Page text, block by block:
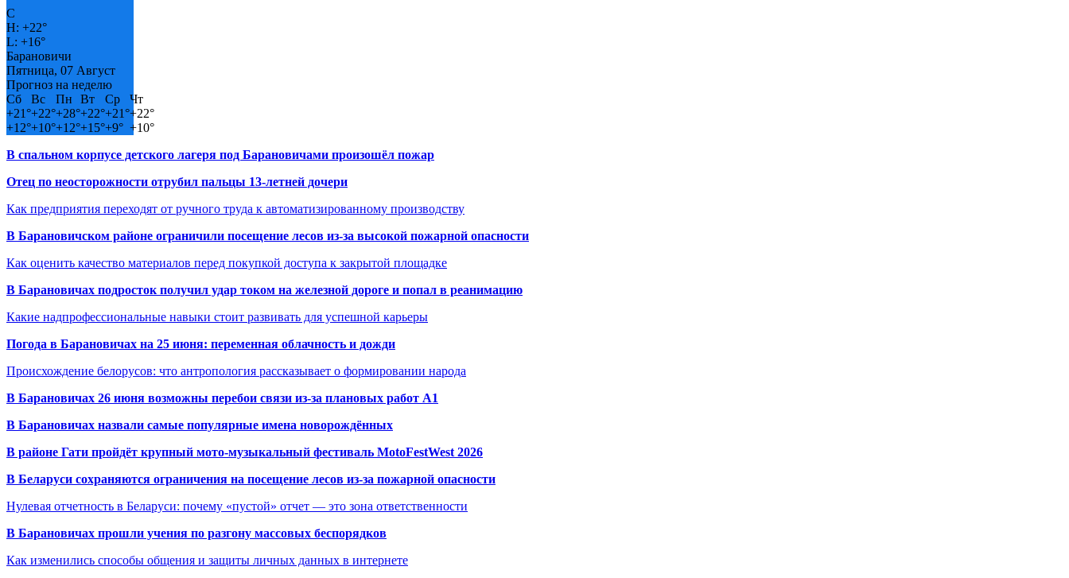
C
H: +22°
L: +16°
Барановичи
Пятница, 07 Август
Прогноз на неделю
Сб
Вс Пн Вт Ср
Чт
+21°+22°+28°+22°+21°+22°
+12°+10°+12°+15°+9° +10°
В спальном корпусе детского лагеря под Барановичами произошёл пожар
Отец по неосторожности отрубил пальцы 13-летней дочери
Как предприятия переходят от ручного труда к автоматизированному производству
В Барановичском районе ограничили посещение лесов из-за высокой пожарной опасности
Как оценить качество материалов перед покупкой доступа к закрытой площадке
В Барановичах подросток получил удар током на железной дороге и попал в реанимацию
Какие надпрофессиональные навыки стоит развивать для успешной карьеры
Погода в Барановичах на 25 июня: переменная облачность и дожди
Происхождение белорусов: что антропология рассказывает о формировании народа
В Барановичах 26 июня возможны перебои связи из-за плановых работ A1
В Барановичах назвали самые популярные имена новорождённых
В районе Гати пройдёт крупный мото-музыкальный фестиваль MotoFestWest 2026
В Беларуси сохраняются ограничения на посещение лесов из-за пожарной опасности
Нулевая отчетность в Беларуси: почему «пустой» отчет — это зона ответственности
В Барановичах прошли учения по разгону массовых беспорядков
Как изменились способы общения и защиты личных данных в интернете